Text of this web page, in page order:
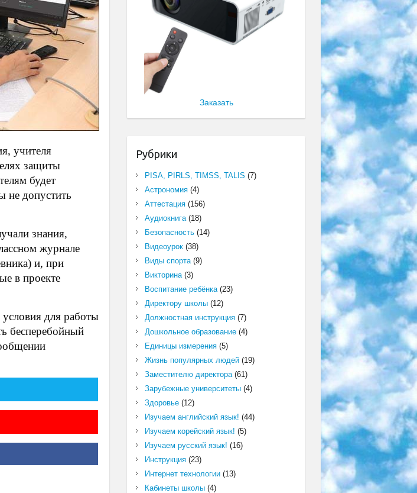
учителя
защиты
будет
не допустить
знания,
журнале
и, при
в проекте
для работы
бесперебойный
Заказать
Рубрики
PISA, PIRLS, TIMSS, TALIS (7)
Астрономия(4)
Аттестация(156)
Аудиокнига(18)
Безопасность(14)
Видеоурок(38)
Виды спорта(9)
Викторина(3)
Воспитание ребёнка(23)
Директору школы(12)
Должностная инструкция(7)
Дошкольное образование(4)
Единицы измерения(5)
Жизнь популярных людей(19)
Заместителю директора(61)
Зарубежные университеты(4)
Здоровье(12)
Изучаем английский язык! (44)
Изучаем корейский язык! (5)
Изучаем русский язык! (16)
Инструкция(23)
Интернет технологии(13)
Кабинеты школы(4)